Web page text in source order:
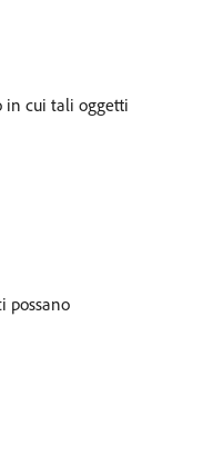
in cui tali oggetti
possano